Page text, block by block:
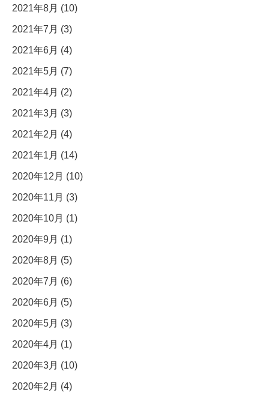
2021年8月 (10)
2021年7月 (3)
2021年6月 (4)
2021年5月 (7)
2021年4月 (2)
2021年3月 (3)
2021年2月 (4)
2021年1月 (14)
2020年12月 (10)
2020年11月 (3)
2020年10月 (1)
2020年9月 (1)
2020年8月 (5)
2020年7月 (6)
2020年6月 (5)
2020年5月 (3)
2020年4月 (1)
2020年3月 (10)
2020年2月 (4)